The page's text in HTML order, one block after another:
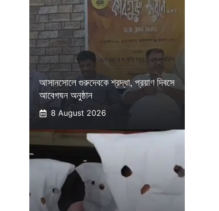
আসানসোলে গুরুদেবকে শ্রদ্ধা, প্রয়াণ দিবসে
আবেগঘন অনুষ্ঠান
8 August 2026